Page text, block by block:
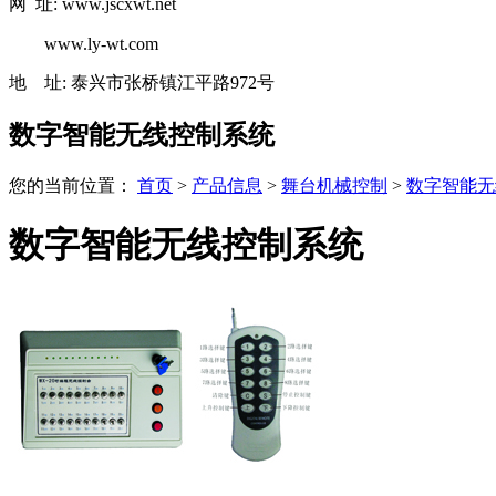
www.ly-wt.com
地 址: 泰兴市张桥镇江平路972号
数字智能无线控制系统
您的当前位置： 首页 > 产品信息 > 舞台机械控制 > 数字智能
数字智能无线控制系统